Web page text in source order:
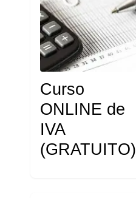
Curso
ONLINE de
IVA
(GRATUITO)